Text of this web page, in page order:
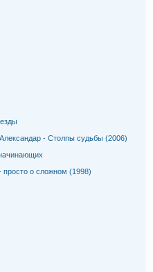
- Столпы судьбы (2006)
просто о сложном (1998)